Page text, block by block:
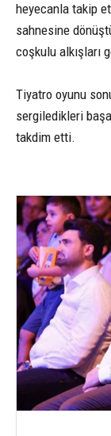
heyecanla takip
sahnesine
coşkulu alkışları
Tiyatro oyunu
sergiledikleri
takdim etti.